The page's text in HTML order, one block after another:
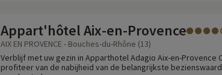
Appart'hôtel Aix-en-Provence
AIX EN PROVENCE - Bouches-du-Rhône (13)
Verblijf met uw gezin in Apparthotel Adagio Aix-en-Provence
profiteer van de nabijheid van de belangrijkste